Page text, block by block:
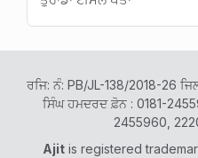
ਰਜਿ: ਨੰ: PB/JL-138/2018-26
ਸਿੰਘ ਹਮਦਰਦ ਫ਼ੋਨ : 0181-
2455960,
Ajit is registered